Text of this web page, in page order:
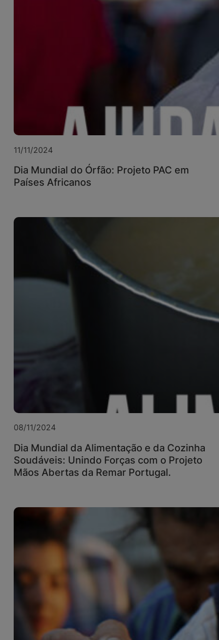
11/11/2024
Dia Mundial do Órfão: Projeto PAC em
Países Africanos
08/11/2024
Dia Mundial da Alimentação e da Cozinha
Soudáveis: Unindo Forças com o Projeto
Mãos Abertas da Remar Portugal.